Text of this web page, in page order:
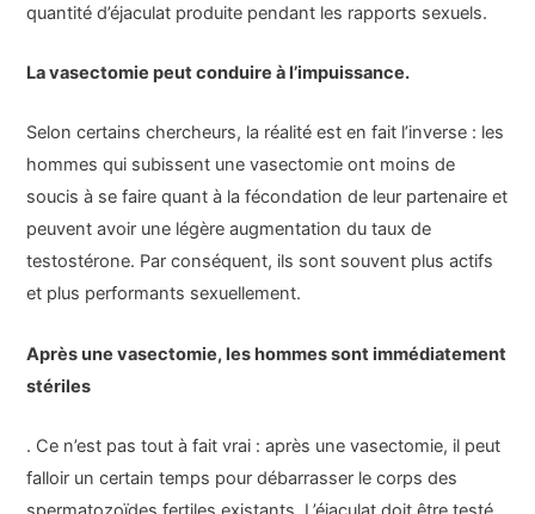
quantité d’éjaculat produite pendant les rapports sexuels.
La vasectomie peut conduire à l’impuissance.
Selon certains chercheurs, la réalité est en fait l’inverse : les
hommes qui subissent une vasectomie ont moins de
soucis à se faire quant à la fécondation de leur partenaire et
peuvent avoir une légère augmentation du taux de
testostérone. Par conséquent, ils sont souvent plus actifs
et plus performants sexuellement.
Après une vasectomie, les hommes sont immédiatement
stériles
. Ce n’est pas tout à fait vrai : après une vasectomie, il peut
falloir un certain temps pour débarrasser le corps des